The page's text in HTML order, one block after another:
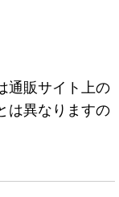
通販サイト上の
は異なりますの